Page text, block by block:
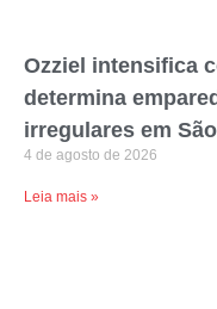
Ozziel intensifica
determina
irregulares em
4 de agosto de 2026
Leia mais »